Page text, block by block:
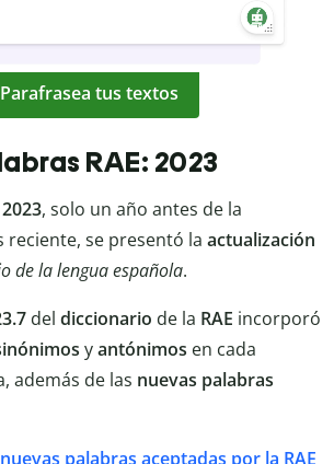
Parafrasea tus textos
RAE: 2023
2023, solo un año antes de la
reciente, se presentó la actualización
de la lengua española.
del diccionario de la RAE incorporó
yantónimos en cada
además de las nuevas palabras
nuevas palabras aceptadas por la RAE